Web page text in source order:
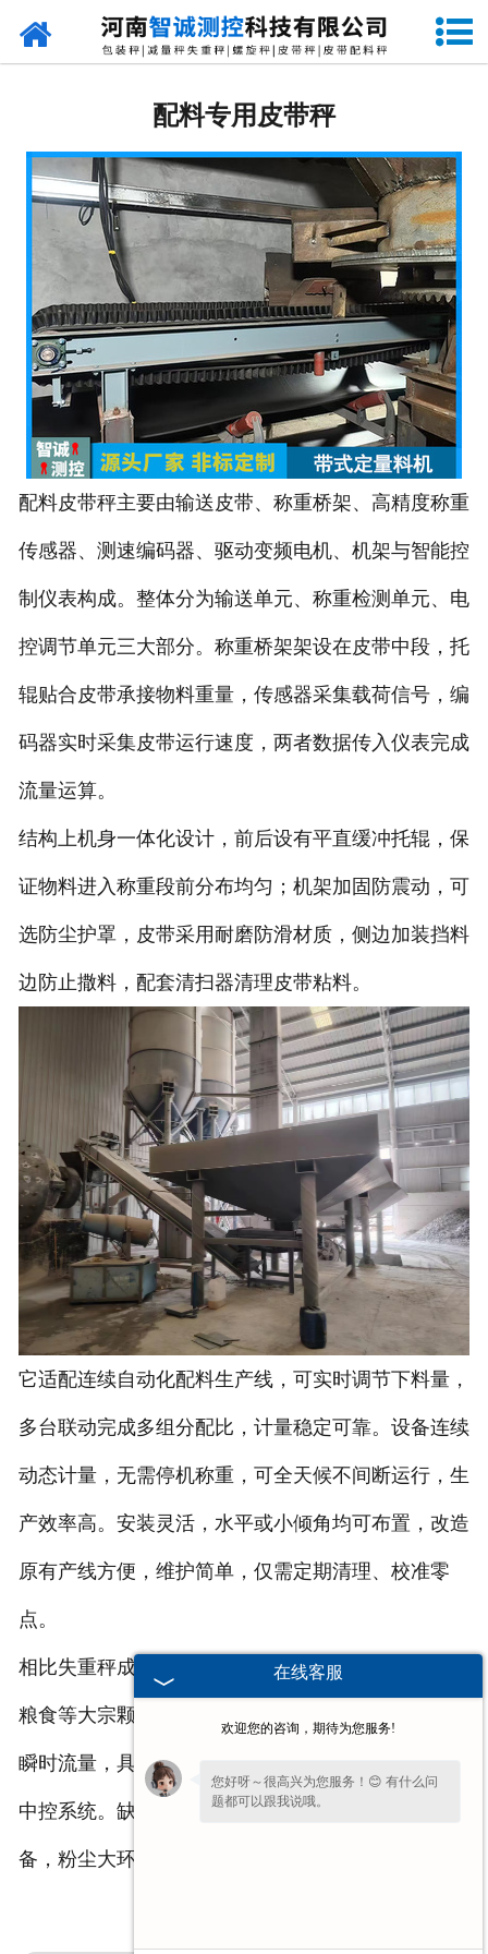
网站首页
- DCS-D系列单斗颗粒包装秤
- DCS-SP系列粉粒两用双斗包装秤
- DCS-DP系列粉粒两用单斗包装秤
- DCS-L系列粉状包装秤
- DCS-S系列无斗定量包装秤
- DCS-X系列振动小包装秤
- ICS系列皮带秤
- 序列式皮带秤
电子配料秤
- 散装计量秤
电子汽车衡
输送提升设备
Z字型提升机
- 绞龙
脉冲除尘器
称重配件
给煤机
非称重系列产品
配料专用皮带秤
配料皮带秤主要由输送皮带、称重桥架、高精度称重
传感器、测速编码器、驱动变频电机、机架与智能控
制仪表构成。整体分为输送单元、称重检测单元、电
控调节单元三大部分。称重桥架架设在皮带中段，托
辊贴合皮带承接物料重量，传感器采集载荷信号，编
码器实时采集皮带运行速度，两者数据传入仪表完成
流量运算。
结构上机身一体化设计，前后设有平直缓冲托辊，保
证物料进入称重段前分布均匀；机架加固防震动，可
选防尘护罩，皮带采用耐磨防滑材质，侧边加装挡料
边防止撒料，配套清扫器清理皮带粘料。
它适配连续自动化配料生产线，可实时调节下料量，
多台联动完成多组分配比，计量稳定可靠。设备连续
动态计量，无需停机称重，可全天候不间断运行，生
产效率高。安装灵活，水平或小倾角均可布置，改造
原有产线方便，维护简单，仅需定期清理、校准零
点。
相比失重秤成本更低、输送量大，适合砂石、煤炭、
粮食等大宗颗粒物料配料；搭配变频调速能精准控制
瞬时流量，具备超差、断料、跑偏报警，数据可上传
中控系统。缺点是微量粉料计量精度略低于失重设
备，粉尘大环境易产生零点漂移，需定期维护清扫。
在线客服
欢迎您的咨询，期待为您服务!
您好呀～很高兴为您服务！😊 有什么问
题都可以跟我说哦。